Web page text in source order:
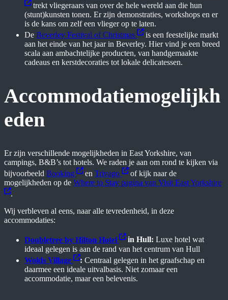
trekt vliegeraars van over de hele wereld aan die hun
(stunt)kunsten tonen. Er zijn demonstraties, workshops en er
is de kans om zelf een vlieger op te laten.
De Beverley Festival of Christmas
is een feestelijke markt
aan het einde van het jaar in Beverley. Hier vind je een breed
scala aan ambachtelijke producten, van handgemaakte
cadeaus en kerstdecoraties tot lokale delicatessen.
Accommodatiemogelijkh
eden
Er zijn verschillende mogelijkheden in East Yorkshire, van
campings, B&B’s tot hotels. We raden je aan om rond te kijken via
bijvoorbeeld Booking en Trivago
of kijk naar de
mogelijkheden op de Where to Stay pagina van Visit East Yorkshire
.
Wij verbleven al eens, naar alle tevredenheid, in deze
accommodaties:
Doubletree by Hilton Hotel in Hull: Luxe hotel wat
ideaal gelegen is aan de rand van het centrum van Hull
Wolds Village
: Centraal gelegen in het graafschap en
daarmee een ideale uitvalbasis. Niet zomaar een
accommodatie, maar een belevenis.